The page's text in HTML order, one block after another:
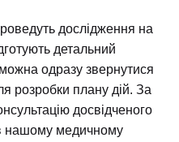
н
5 000 грн
дослідження на
детальний
одразу звернутися
розробки плану дій. За
досвідченого
нашому медичному